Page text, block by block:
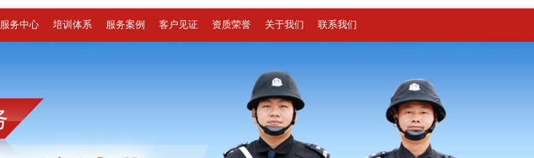
服务中心 培训体系 服务案例 客户见证 资质荣誉 关于我们 联系我们